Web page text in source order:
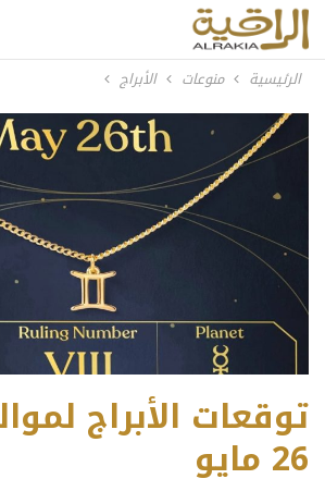
الرئيسية منوعات الأبراج
توقعات الأبراج
26 مايو